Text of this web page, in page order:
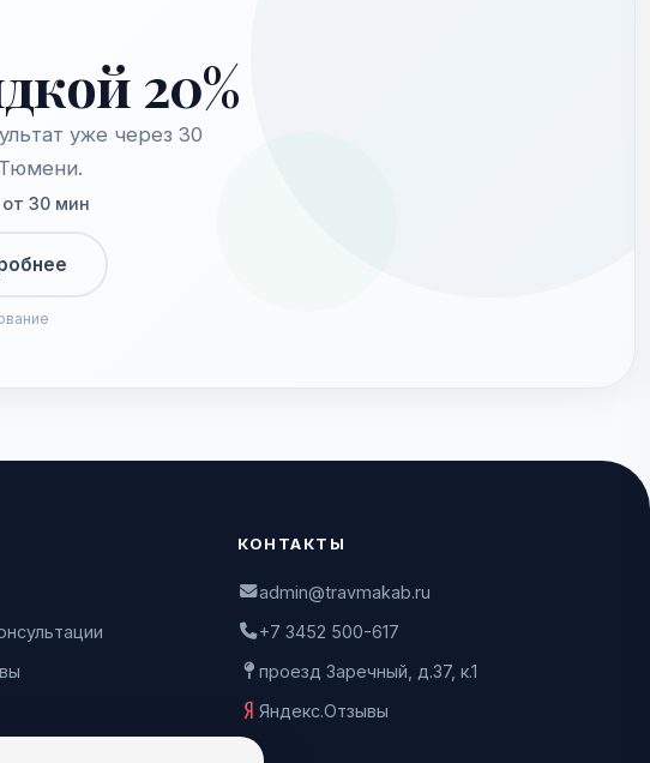
20%
уже через 30
от 30 мин
КОНТАКТЫ
admin@travmakab.ru
+7 3452 500-617
проезд Заречный, д.37, к.1
Яндекс.Отзывы